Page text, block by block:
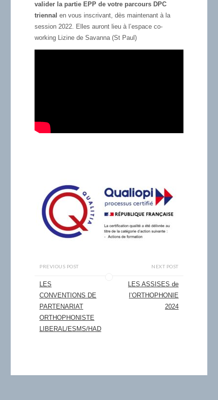
valider la partie EPP de votre parcours DPC
triennal en vous inscrivant, dès maintenant à la
session 2022. Elles auront lieu à l’espace co-
working Lizine de Savanna (St Paul)
PREVIOUS POST
LES
CONVENTIONS DE
PARTENARIAT
ORTHOPHONISTE
LIBERAL/ESMS/HAD
NEXT POST
LES ASSISES de
l’ORTHOPHONIE
2024